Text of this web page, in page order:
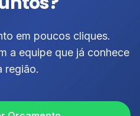
em poucos cliques.
a equipe que já conhece
região.